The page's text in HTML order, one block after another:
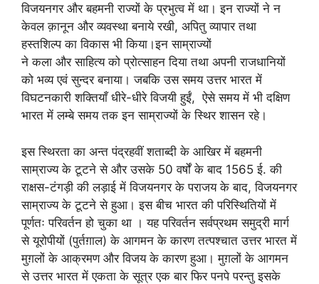
विजयनगर और बहमनी राज्यों के प्रभुत्व में था। इन राज्यों ने न
केवल क़ानून और व्यवस्था बनाये रखी, अपितु व्यापार तथा
हस्तशिल्प का विकास भी किया।इन साम्राज्यों
ने कला और साहित्य को प्रोत्साहन दिया तथा अपनी राजधानियों
को भव्य एवं सुन्दर बनाया। जबकि उस समय उत्तर भारत में
विघटनकारी शक्तियाँ धीरे-धीरे विजयी हुईं, ऐसे समय में भी दक्षिण
भारत में लम्बे समय तक इन साम्राज्यों के स्थिर शासन रहे।
इस स्थिरता का अन्त पंद्रहवीं शताब्दी के आखिर में बहमनी
साम्राज्य के टूटने से और उसके 50 वर्षों के बाद 1565 ई. की
राक्षस-टंगड़ी की लड़ाई में विजयनगर के पराजय के बाद, विजयनगर
साम्राज्य के टूटने से हुआ। इस बीच भारत की परिस्थितियों में
पूर्णतः परिवर्तन हो चुका था । यह परिवर्तन सर्वप्रथम समुद्री मार्ग
से यूरोपीयों (पुर्तग़ाल) के आगमन के कारण तत्पश्चात उत्तर भारत में
मुग़लों के आक्रमण और विजय के कारण हुआ। मुग़लों के आगमन
से उत्तर भारत में एकता के सूत्र एक बार फिर पनपे परन्तु इसके